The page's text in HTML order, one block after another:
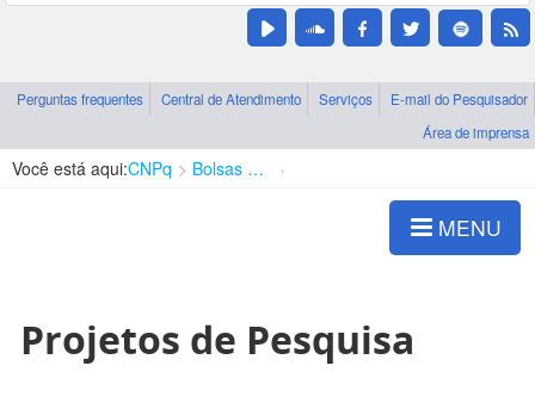
Perguntas frequentes Central de Atendimento Serviços
E-mail do Pesquisador
Área de imprensa
Você está aqui:CNPq Bolsas e Auxílios Vigentes
MENU
Projetos de Pesquisa